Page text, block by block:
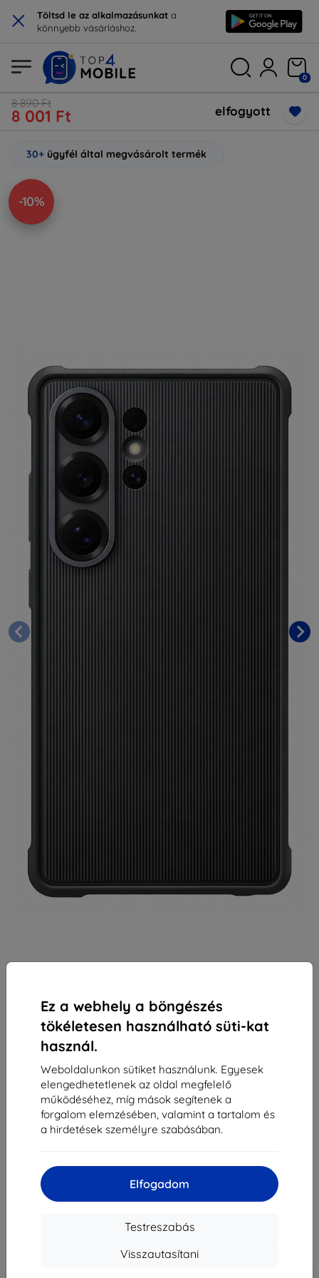
× Töltsd le az alkalmazásunkat a
könnyebb vásárláshoz.
Ez a webhely a böngészés
tökéletesen használható süti-kat
használ.
Weboldalunkon sütiket használunk. Egyesek
elengedhetetlenek az oldal megfelelő
működéséhez, míg mások segítenek a
forgalom elemzésében, valamint a tartalom és
a hirdetések személyre szabásában.
Elfogadom
Testreszabás
Visszautasítani
0
8 890 Ft
8 001 Ft elfogyott
30+ ügyfél által megvásárolt termék
-10%
Samsung strapabíró tok Galaxy S25 Ultra-hoz
Alkalmas: Samsung Galaxy S25 Ultra
8 890 Ft